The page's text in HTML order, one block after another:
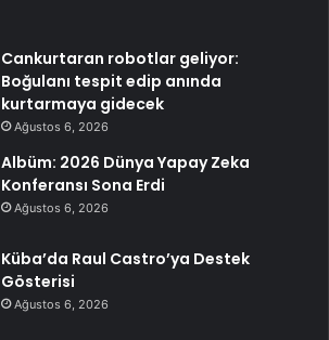
Cankurtaran robotlar geliyor:
Boğulanı tespit edip anında
kurtarmaya gidecek
Ağustos 6, 2026
Albüm: 2026 Dünya Yapay Zeka
Konferansı Sona Erdi
Ağustos 6, 2026
Küba’da Raul Castro’ya Destek
Gösterisi
Ağustos 6, 2026